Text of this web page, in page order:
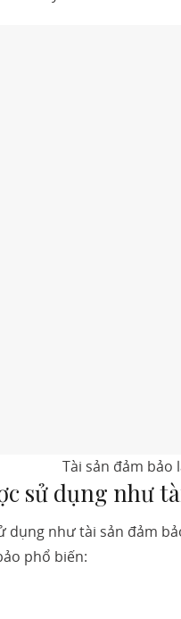
Tài sản đảm bảo
sử dụng như
dụng như tài sản đảm
phổ biến: